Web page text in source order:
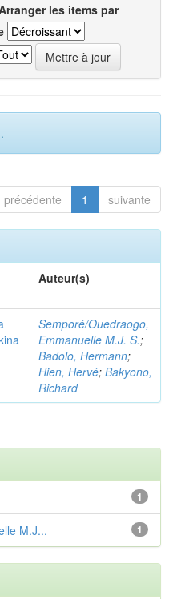
les items par
précédente 1 suivante
Auteur(s)
Semporé/Ouedraogo,
Emmanuelle M.J. S.;
Badolo, Hermann;
Hien, Hervé; Bakyono,
Richard
1
1
M.J...